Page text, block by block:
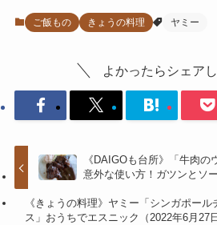
ご飯もの きょうの料理 ヤミー
よかったらシェアし
《DAIGOも台所》「牛肉の
意外な使い方！ガツンとソ
《きょうの料理》ヤミー「シンガポール
ス」おうちでエスニック（2022年6月27日